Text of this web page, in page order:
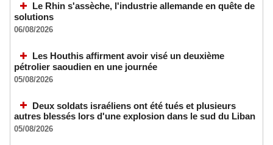
Le Rhin s'assèche, l'industrie allemande en quête de
solutions
06/08/2026
Les Houthis affirment avoir visé un deuxième
pétrolier saoudien en une journée
05/08/2026
Deux soldats israéliens ont été tués et plusieurs
autres blessés lors d'une explosion dans le sud du Liban
05/08/2026